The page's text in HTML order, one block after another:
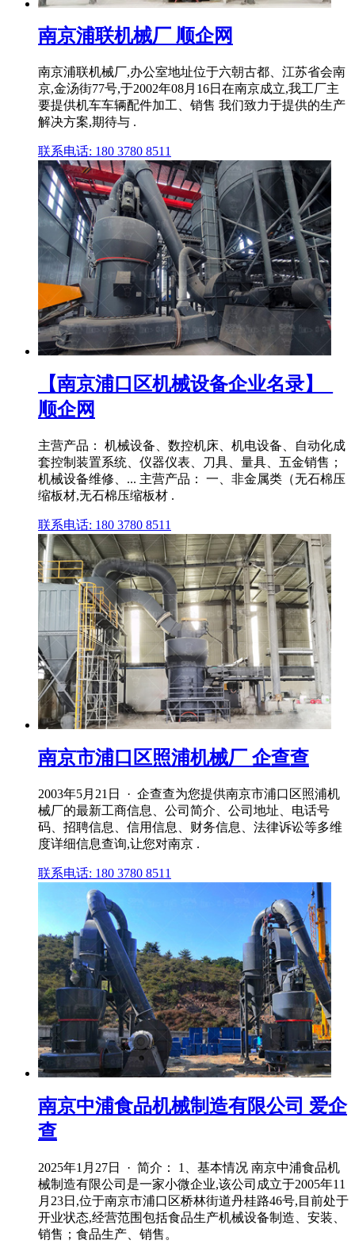
南京浦联机械厂 顺企网
南京浦联机械厂,办公室地址位于六朝古都、江苏省会南
京,金汤街77号,于2002年08月16日在南京成立,我工厂主
要提供机车车辆配件加工、销售 我们致力于提供的生产
解决方案,期待与 .
联系电话: 180 3780 8511
【南京浦口区机械设备企业名录】_
顺企网
主营产品： 机械设备、数控机床、机电设备、自动化成
套控制装置系统、仪器仪表、刀具、量具、五金销售；
机械设备维修、... 主营产品： 一、非金属类（无石棉压
缩板材,无石棉压缩板材 .
联系电话: 180 3780 8511
南京市浦口区照浦机械厂 企查查
2003年5月21日 · 企查查为您提供南京市浦口区照浦机
械厂的最新工商信息、公司简介、公司地址、电话号
码、招聘信息、信用信息、财务信息、法律诉讼等多维
度详细信息查询,让您对南京 .
联系电话: 180 3780 8511
南京中浦食品机械制造有限公司 爱企
查
2025年1月27日 · 简介： 1、基本情况 南京中浦食品机
械制造有限公司是一家小微企业,该公司成立于2005年11
月23日,位于南京市浦口区桥林街道丹桂路46号,目前处于
开业状态,经营范围包括食品生产机械设备制造、安装、
销售；食品生产、销售。